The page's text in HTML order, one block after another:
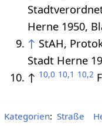
Herne 1950,
↑ StAH,
Stadt Herne
↑ 10,0 10,1 10,2
Kategorien: Straße